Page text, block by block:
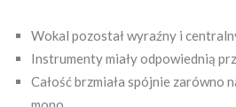
Wokal pozostał wyraźny i
Instrumenty miały odpowiednią
Całość brzmiała spójnie zarówno